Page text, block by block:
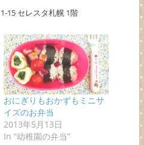
1-15 セレスタ札幌1階
おにぎりもおかずもミニサ
イズのお弁当
2013年5月13日
In “幼稚園の弁当”